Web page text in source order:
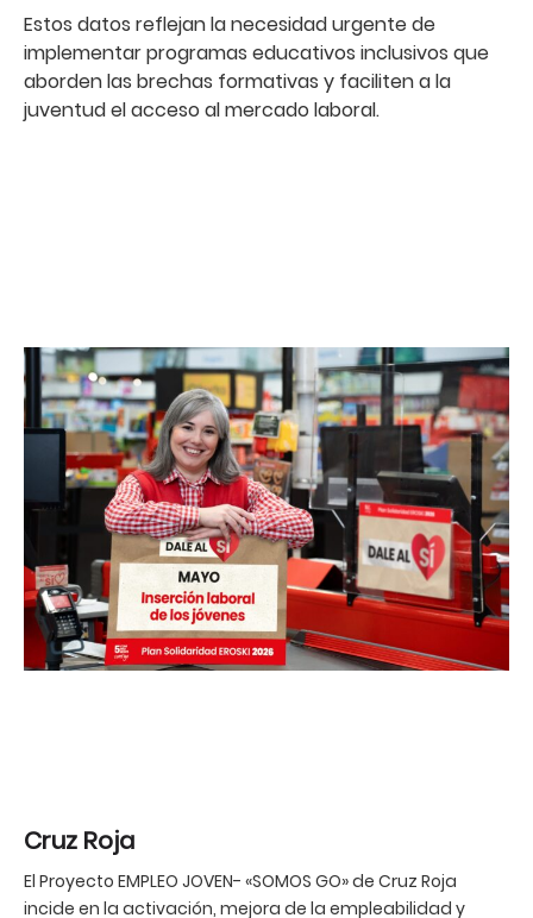
Estos datos reflejan la necesidad urgente de
implementar programas educativos inclusivos que
aborden las brechas formativas y faciliten a la
juventud el acceso al mercado laboral.
Cruz Roja
El Proyecto EMPLEO JOVEN- «SOMOS GO» de Cruz Roja
incide en la activación, mejora de la empleabilidad y